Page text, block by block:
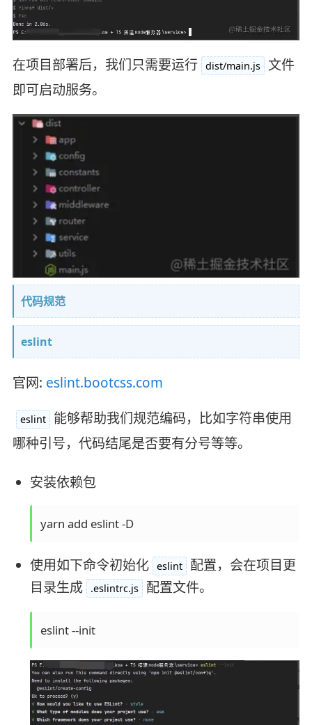
在项目部署后，我们只需要运行 dist/main.js
文件
即可启动服务。
代码规范
eslint
官网: eslint.bootcss.com
eslint
能够帮助我们规范编码，比如字符串使用
哪种引号，代码结尾是否要有分号等等。
安装依赖包
yarn add eslint -D
使用如下命令初始化 eslint
配置，会在项目更
目录生成
.eslintrc.js 配置文件。
eslint --init